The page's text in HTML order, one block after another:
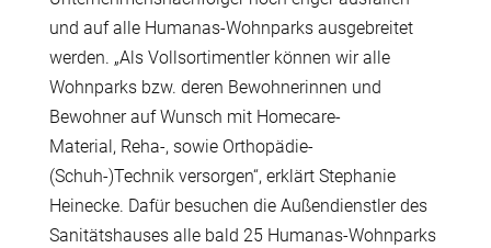
und auf alle Humanas-Wohnparks ausgebreitet
werden. „Als Vollsortimentler können wir alle
Wohnparks bzw. deren Bewohnerinnen und
Bewohner auf Wunsch mit Homecare-
Material, Reha-, sowie Orthopädie-
(Schuh-)Technik versorgen“, erkl ärt Stephanie
Heinecke. Dafür besuchen die Außendienstler des
Sanitätshauses alle bald 25 Humanas-Wohnparks